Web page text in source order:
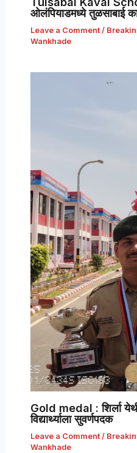
ओलंपियाडमध्ये तुळसाबाई
Leave a Comment /
Wankhade
Gold medal : शिर्ला
विद्यार्थ्याला सुवर्णपदक
Leave a Comment /
Wankhade